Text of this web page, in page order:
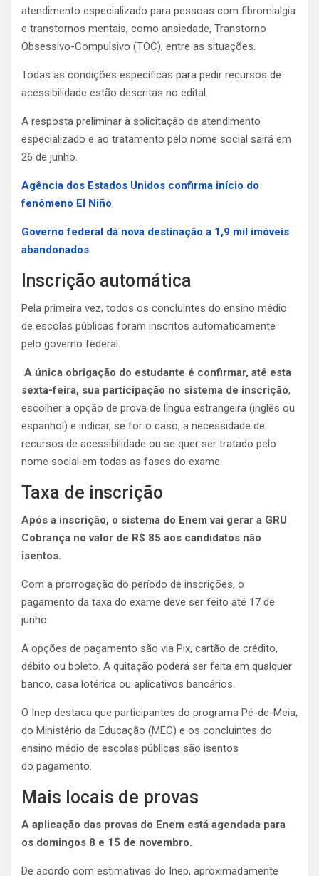
atendimento especializado para pessoas com fibromialgia
e transtornos mentais, como ansiedade, Transtorno
Obsessivo-Compulsivo (TOC), entre as situações.
Todas as condições específicas para pedir recursos de
acessibilidade estão descritas no edital.
A resposta preliminar à solicitação de atendimento
especializado e ao tratamento pelo nome social sairá em
26 de junho.
Agência dos Estados Unidos confirma início do
fenômeno El Niño
Governo federal dá nova destinação a 1,9 mil imóveis
abandonados
Inscrição automática
Pela primeira vez, todos os concluintes do ensino médio
de escolas públicas foram inscritos automaticamente
pelo governo federal.
A única obrigação do estudante é confirmar, até esta
sexta-feira, sua participação no sistema de inscrição,
escolher a opção de prova de língua estrangeira (inglês ou
espanhol) e indicar, se for o caso, a necessidade de
recursos de acessibilidade ou se quer ser tratado pelo
nome social em todas as fases do exame.
Taxa de inscrição
Após a inscrição, o sistema do Enem vai gerar a GRU
Cobrança no valor de R$ 85 aos candidatos não
isentos.
Com a prorrogação do período de inscrições, o
pagamento da taxa do exame deve ser feito até 17 de
junho.
A opções de pagamento são via Pix, cartão de crédito,
débito ou boleto. A quitação poderá ser feita em qualquer
banco, casa lotérica ou aplicativos bancários.
O Inep destaca que participantes do programa Pé-de-Meia,
do Ministério da Educação (MEC) e os concluintes do
ensino médio de escolas públicas são isentos
do pagamento.
Mais locais de provas
A aplicação das provas do Enem está agendada para
os domingos 8 e 15 de novembro.
De acordo com estimativas do Inep, aproximadamente